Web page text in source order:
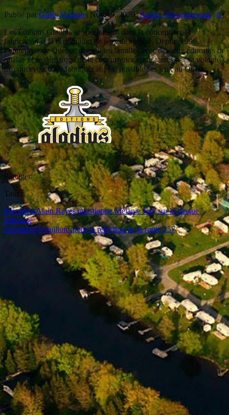
Publié par Gilles Vachon | Nov 19, 2020|Audio -Nos entrevues| 0|
Les Éditions Gladius se spécialisent dans la conception, la
fabrication et la distribution de jeux de société. Depuis 1996,
l’entreprise de Québec divertit les familles avec des jeux éducatifs de
qualité et se démarque de la concurrence entre autres par sa volonté
de concevoir et de fabriquer le plus possible ses jeux au Québec.
Partager:
Taux:
PrécédentAlain Rayes questionne Mélanie Joly sur la langue
française
Suivant10,6 millions pour la refection de la route 257